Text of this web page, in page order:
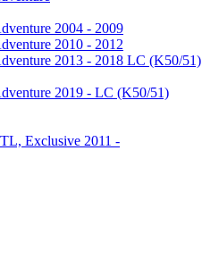
2004 - 2009
2010 - 2012
2013 - 2018 LC (K50/51)
2019 - LC (K50/51)
Exclusive 2011 -